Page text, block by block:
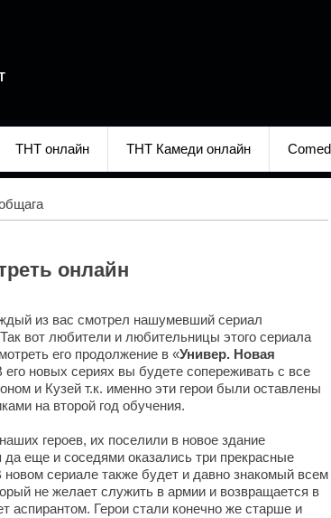
ТНТ онлайн ТНТ Камеди онлайн
онлайн
из вас смотрел нашумевший сериал
вот любители и любительницы этого сериала
его продолжение в «Универ. Новая
его новых сериях вы будете сопереживать с все
и Кузей т.к. именно эти герои были оставлены
на второй год обучения.
героев, их поселили в новое здание
еще и соседями оказались три прекрасные
сериале также будет и давно знакомый всем
не желает служить в армии и возвращается в
аспирантом. Герои стали конечно же старше и